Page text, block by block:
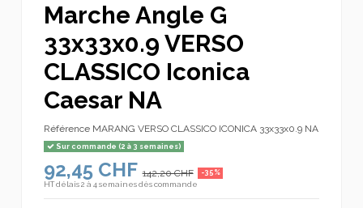
Marche Angle G
33x33x0.9 VERSO
CLASSICO Iconica
Caesar NA
Référence MARANG VERSO CLASSICO ICONICA 33x33x0.9 NA
Sur commande (2 à 3 semaines)
92,45 CHF 142,20 CHF -35%
HTdélais 2 à 4 semaines dès commande